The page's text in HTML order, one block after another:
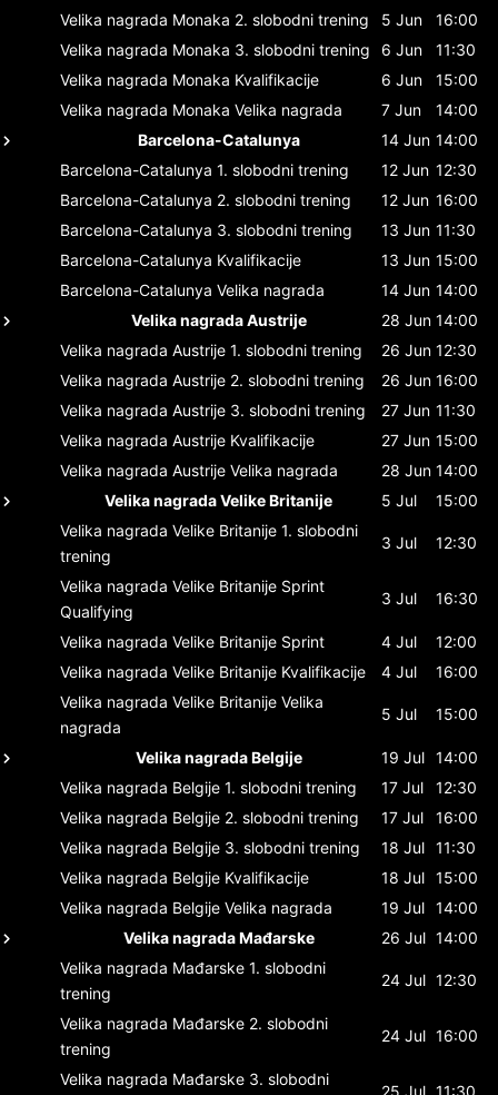
Velika nagrada Monaka 2. slobodni trening 5 Jun
16:00
Velika nagrada Monaka 3. slobodni trening 6 Jun
11:30
Velika nagrada Monaka Kvalifikacije 6 Jun
15:00
Velika nagrada Monaka Velika nagrada 7 Jun
14:00
Barcelona-Catalunya
14 Jun 14:00
Barcelona-Catalunya 1. slobodni trening 12 Jun 12:30
Barcelona-Catalunya 2. slobodni trening 12 Jun 16:00
Barcelona-Catalunya 3. slobodni trening 13 Jun 11:30
Barcelona-Catalunya Kvalifikacije 13 Jun 15:00
Barcelona-Catalunya Velika nagrada 14 Jun 14:00
Velika nagrada Austrije
28 Jun 14:00
Velika nagrada Austrije 1. slobodni trening 26 Jun 12:30
Velika nagrada Austrije 2. slobodni trening 26 Jun 16:00
Velika nagrada Austrije 3. slobodni trening 27 Jun 11:30
Velika nagrada Austrije Kvalifikacije 27 Jun 15:00
Velika nagrada Austrije Velika nagrada 28 Jun 14:00
Velika nagrada Velike Britanije
5 Jul
15:00
Velika nagrada Velike Britanije 1. slobodni
trening
3 Jul 12:30
Velika nagrada Velike Britanije Sprint
Qualifying
3 Jul 16:30
Velika nagrada Velike Britanije Sprint 4 Jul
12:00
Velika nagrada Velike Britanije Kvalifikacije 4 Jul
16:00
Velika nagrada Velike Britanije Velika
nagrada
5 Jul 15:00
Velika nagrada Belgije 19 Jul 14:00
Velika nagrada Belgije 1. slobodni trening 17 Jul
12:30
Velika nagrada Belgije 2. slobodni trening 17 Jul
16:00
Velika nagrada Belgije 3. slobodni trening 18 Jul 11:30
Velika nagrada Belgije Kvalifikacije 18 Jul 15:00
Velika nagrada Belgije Velika nagrada 19 Jul 14:00
Velika nagrada Mađarske
26 Jul 14:00
Velika nagrada Mađarske 1. slobodni
trening
24 Jul 12:30
Velika nagrada Mađarske 2. slobodni
trening
24 Jul 16:00
Velika nagrada Mađarske 3. slobodni
25 Jul 11:30